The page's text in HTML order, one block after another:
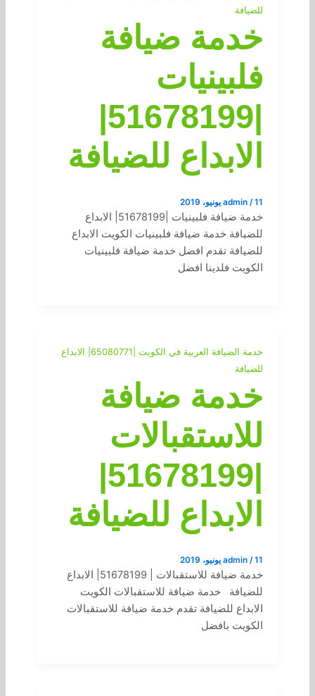
للضيافة
خدمة ضيافة
فلبينيات
|51678199|
الابداع للضيافة
admin /11 يونيو، 2019
خدمة ضيافة فلبينيات |51678199| الابداع
للضيافة خدمة ضيافة فلبينيات الكويت الابداع
للضيافة تقدم افضل خدمة ضيافة فلبينيات
الكويت فلدينا افضل
خدمة الضيافة العربية في الكويت |65080771| الابداع
للضيافة
خدمة ضيافة
للاستقبالات
|51678199|
الابداع للضيافة
admin /11 يونيو، 2019
خدمة ضيافة للاستقبالات | 51678199| الابداع
للضيافة خدمة ضيافة للاستقبالات الكويت
الابداع للضيافة تقدم خدمة ضيافة للاستقبالات
الكويت بافضل